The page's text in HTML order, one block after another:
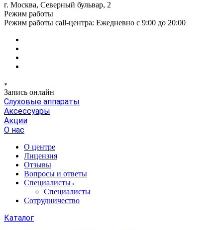
г. Москва, Северный бульвар, 2
Режим работы
Режим работы call-центра: Ежедневно с 9:00 до 20:00
Запись онлайн
Слуховые аппараты
Аксессуары
Акции
О нас
О центре
Лицензия
Отзывы
Вопросы и ответы
Специалисты
Специалисты
Сотрудничество
Каталог